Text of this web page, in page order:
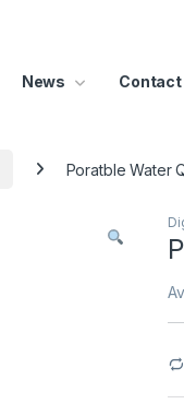
News Contact
Poratble Water